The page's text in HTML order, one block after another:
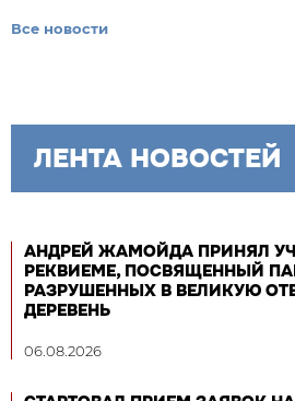
Все новости
ЛЕНТА НОВОСТЕЙ
АНДРЕЙ ЖАМОЙДА ПРИНЯЛ
РЕКВИЕМЕ, ПОСВЯЩЕННЫЙ
РАЗРУШЕННЫХ В ВЕЛИКУЮ
ДЕРЕВЕНЬ
06.08.2026